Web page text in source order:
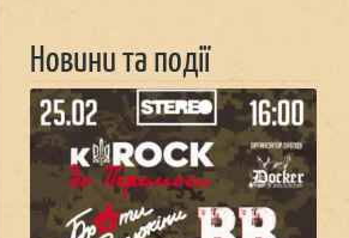
Новини та події